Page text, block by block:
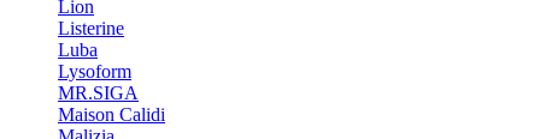
Lion
Listerine
Luba
Lysoform
MR.SIGA
Maison Calidi